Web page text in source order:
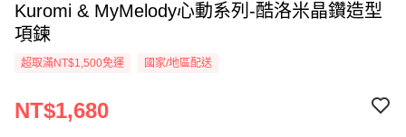
Kuromi & MyMelody心動系列-酷洛米晶鑽造型
項鍊
超取滿NT$1,500免運 國家/地區配送
NT$1,680